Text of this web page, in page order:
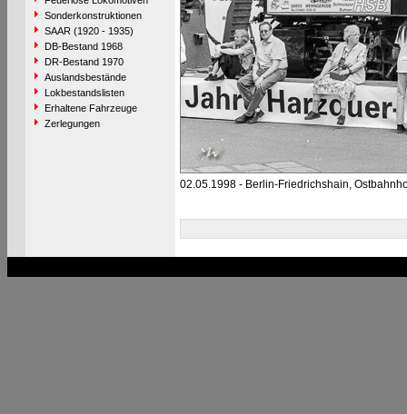
Sonderkonstruktionen
SAAR (1920 - 1935)
DB-Bestand 1968
DR-Bestand 1970
Auslandsbestände
Lokbestandslisten
Erhaltene Fahrzeuge
Zerlegungen
02.05.1998 - Berlin-Friedrichshain,